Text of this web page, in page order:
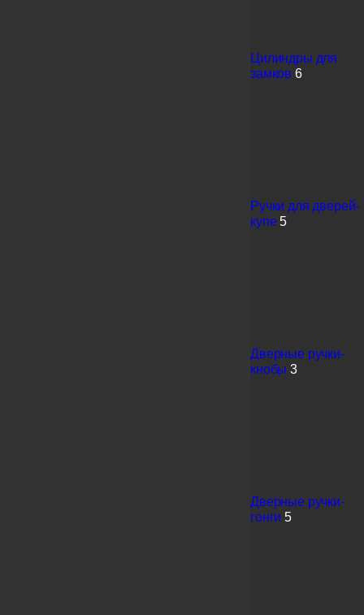
Цилиндры для
замков 6
Ручки для дверей-
купе 5
Дверные ручки-
кнобы 3
Дверные ручки-
гонги 5